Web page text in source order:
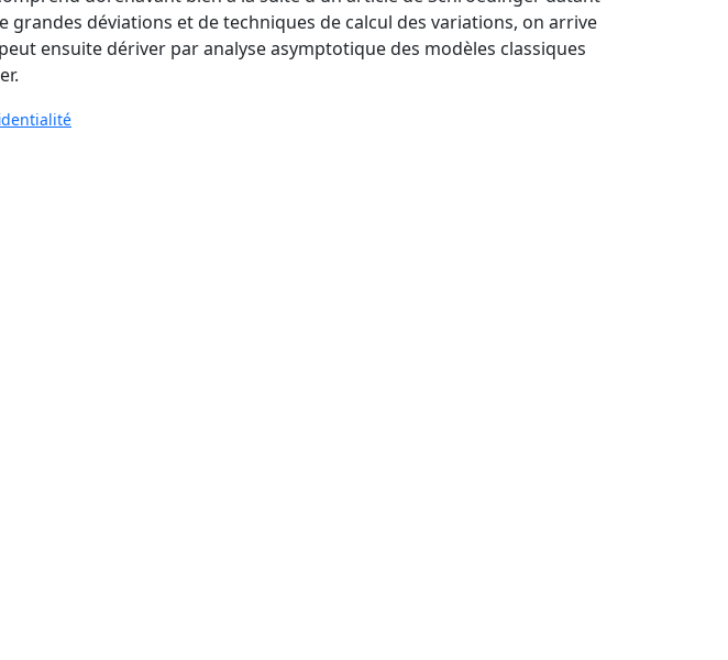
grandes déviations et de techniques de calcul des variations, on arrive
ensuite dériver par analyse asymptotique des modèles classiques